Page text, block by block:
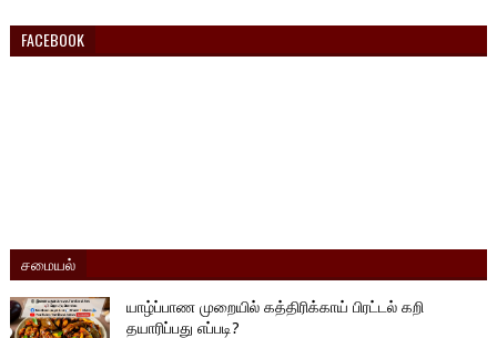
FACEBOOK
சமையல்
யாழ்ப்பாண முறையில் கத்திரிக்காய் பிரட்டல் கறி
தயாரிப்பது எப்படி?